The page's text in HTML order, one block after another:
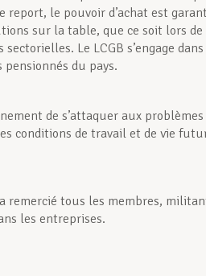
report, le pouvoir d’achat est
sur la table, que ce soit lors
Le LCGB s’engage dans
du pays.
de s’attaquer aux problèmes
conditions de travail et de vie
remercié tous les membres,
les entreprises.